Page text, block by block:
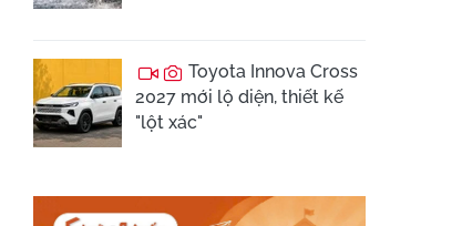
Toyota Innova Cross
2027 mới lộ diện, thiết kế
"lột xác"